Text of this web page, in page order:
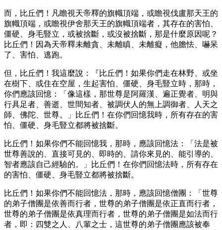
而，比丘們！凡瞻視天帝釋的旗幟頂端，或瞻視伐盧那天王的
旗幟頂端，或瞻視伊舍那天王的旗幟頂端者，其存在的害怕、
僵硬、身毛豎立，或被捨斷，或沒被捨斷，那是什麼原因呢？
比丘們！因為天帝釋未離貪、未離瞋、未離癡，他膽怯、嚇呆
了、害怕、逃跑。
但，比丘們！我這麼說：『比丘們！如果你們走在林野、或坐
在樹下、或住在空屋，生起害怕、僵硬、身毛豎立時，那時，
你們應該回憶：「像這樣，那世尊是阿羅漢、遍正覺者、明與
行具足者、善逝、世間知者、被調伏人的無上調御者、人天之
師、佛陀、世尊。」比丘們！在你們回憶我時，所有存在的害
怕、僵硬、身毛豎立都將被捨斷。
比丘們！如果你們不能回憶我，那時，應該回憶法：「法是被
世尊善說的、直接可見的、即時的、請你來見的、能引導的、
智者應該自己經驗的。」比丘們！在你們回憶法時，所有存在
的害怕、僵硬、身毛豎立都將被捨斷。
比丘們！如果你們不能回憶法，那時，應該回憶僧團：「世尊
的弟子僧團是依善而行者，世尊的弟子僧團是依正直而行者，
世尊的弟子僧團是依真理而行者，世尊的弟子僧團是如法而行
者，即：四雙之人、八輩之士，這世尊的弟子僧團應該被奉